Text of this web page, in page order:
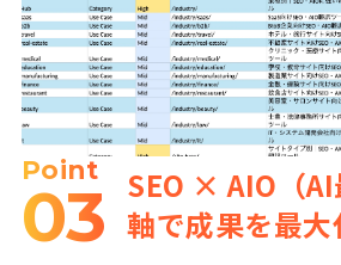
Point
03 SEO × AIO（
軸で成果を最大